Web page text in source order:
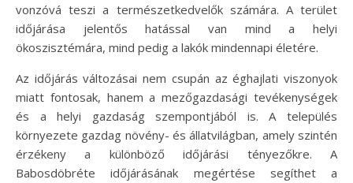
vonzóvá teszi a természetkedvelők számára. A terület
időjárása jelentős hatással van mind a helyi
ökoszisztémára, mind pedig a lakók mindennapi életére.
Az időjárás változásai nem csupán az éghajlati viszonyok
miatt fontosak, hanem a mezőgazdasági tevékenységek
és a helyi gazdaság szempontjából is. A település
környezete gazdag növény- és állatvilágban, amely szintén
érzékeny a különböző időjárási tényezőkre. A
Babosdöbréte időjárásának megértése segíthet a